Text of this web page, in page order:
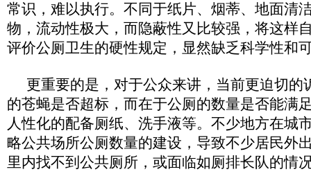
常识，难以执行。不同于纸片、烟蒂、地面清
物，流动性极大，而隐蔽性又比较强，将这样
评价公厕卫生的硬性规定，显然缺乏科学性和
更重要的是，对于公众来讲，当前更迫切的
的苍蝇是否超标，而在于公厕的数量是否能满
人性化的配备厕纸、洗手液等。不少地方在城
略公共场所公厕数量的建设，导致不少居民外
里内找不到公共厕所，或面临如厕排长队的情